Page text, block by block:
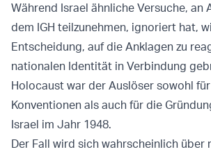
Während Israel ähnliche Versuche, an
dem IGH teilzunehmen, ignoriert hat,
Entscheidung, auf die Anklagen zu
nationalen Identität in Verbindung
Holocaust war der Auslöser sowohl
Konventionen als auch für die
Israel im Jahr 1948.
Der Fall wird sich wahrscheinlich über